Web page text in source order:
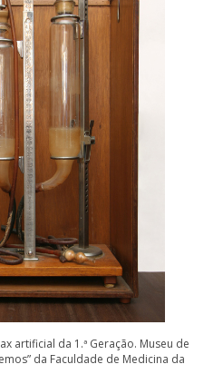
artificial da 1.ª Geração. Museu de
da Faculdade de Medicina da